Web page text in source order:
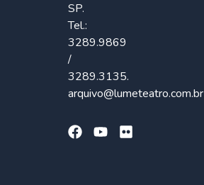
SP.
Tel.:
3289.9869
/
3289.3135.
arquivo@lumeteatro.com.br